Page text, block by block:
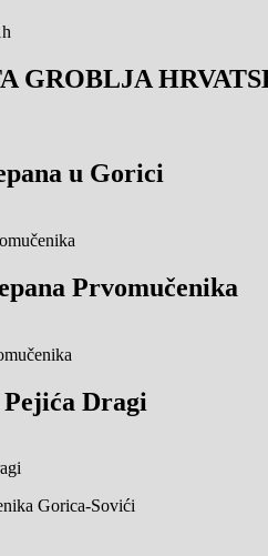
GROBLJA
u Gorici
Prvomučenika
Dragi
Gorica-Sovići